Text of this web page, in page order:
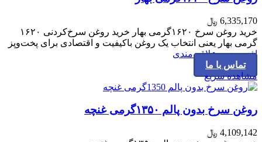
6,335,170 ﷼
خرید روغن سرخ ۱۶۲۰گرمی بهار خرید روغن سرخ‌کردنی ۱۶۲۰
گرمی بهار یعنی انتخاب یک روغن باکیفیت و اقتصادی برای پخت‌وپز
افزودن به علاقه مندی
تماس با ما
مشاهده سریع
روغن سرخ بدون پالم ۱۳۵۰گرمی غنچه
4,109,142 ﷼